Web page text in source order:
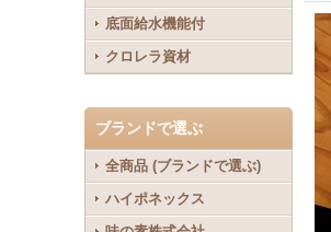
底面給水機能付
クロレラ資材
ブランドで選ぶ
全商品 (ブランドで選ぶ)
ハイポネックス